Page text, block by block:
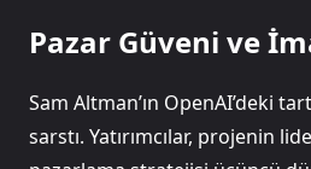
Pazar Güveni ve
Sam Altman’ın OpenAI’deki
sarstı. Yatırımcılar, projenin